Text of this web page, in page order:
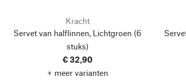
Kracht
Servet van halflinnen, Lichtgroen (6
stuks)
€ 32,90
+ meer varianten